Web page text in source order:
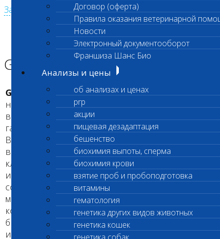
Заказать звонок с сайтаДоговор (оферта)
Правила оказания ветеринарной
Новости
Электронный документооборот
Франшиза Шанс Био
Анализы и цены
об анализах и ценах
prp
акции
пищевая дезадаптация
бешенство
биохимия выпоты, сперма
биохимия крови
взятие проб и пробоподготовка
витамины
гематология
генетика других видов животных
генетика кошек
Главная страница
Энциклопедия Шанс БИО
GM1-ГАНГЛИОЗИДОЗ
GM1-ГАНГЛИОЗИДОЗ
GM1-ганглиозидоз- наследственное
нейродегенеративное заболевание собак,
вызванное недостаточностью фермента бета-
галактозидазы.
В норме фермент бета-галактозидаза выполняет
важные функции в метаболизме нервных
клеток. Этот фермент участвует в образовании
и созревании миелина, особого соединения в
составе мембран нервных клеток. Именно
миелин является ключевым компонентом,
который обеспечивает способность нейронов
быстро и эффективно передавать нервные
импульсы. При недостаточности (нарушении